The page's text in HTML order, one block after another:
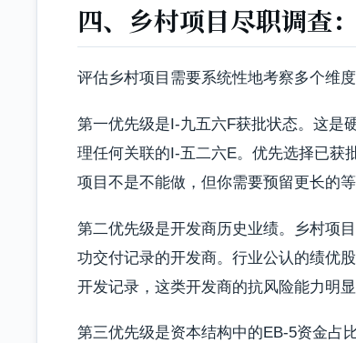
四、乡村项目尽职调查
评估乡村项目需要系统性地考察多个维
第一优先级是I-九五六F获批状态。这是
理任何关联的I-五二六E。优先选择已获
项目不是不能做，但你需要预留更长的等
第二优先级是开发商历史业绩。乡村项
功交付记录的开发商。行业公认的绩优
开发记录，这类开发商的抗风险能力明显
第三优先级是资本结构中的EB-5资金占